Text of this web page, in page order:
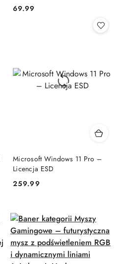
Cena:
69.99
Microsoft Windows 11 Pro –
Licencja ESD
Cena:
259.99